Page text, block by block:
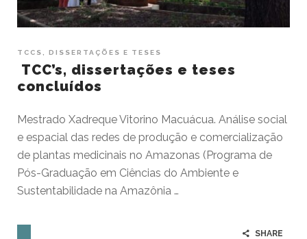
TCCS, DISSERTAÇÕES E TESES
TCC’s, dissertações e teses
concluídos
Mestrado Xadreque Vitorino Macuácua. Análise social
e espacial das redes de produção e comercialização
de plantas medicinais no Amazonas (Programa de
Pós-Graduação em Ciências do Ambiente e
Sustentabilidade na Amazônia …
SHARE